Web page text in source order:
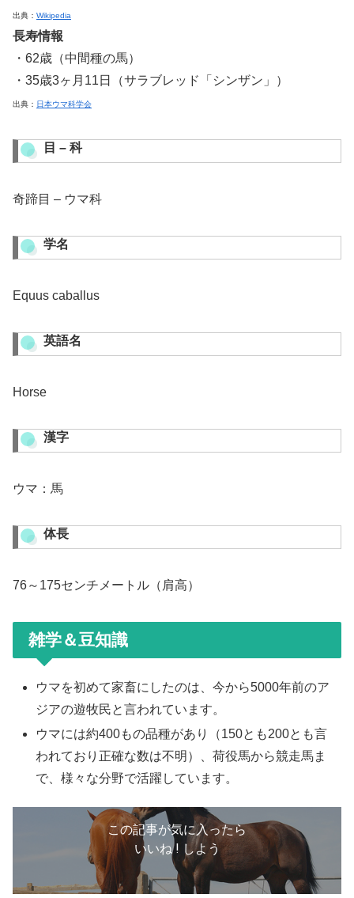
出典： Wikipedia
長寿情報
・62歳（中間種の馬）
・35歳3ヶ月11日（サラブレッド「シンザン」）
出典： 日本ウマ科学会
目 – 科
奇蹄目 – ウマ科
学名
Equus caballus
英語名
Horse
漢字
ウマ：馬
体長
76～175センチメートル（肩高）
雑学＆豆知識
ウマを初めて家畜にしたのは、今から5000年前のア
ジアの遊牧民と言われています。
ウマには約400もの品種があり（150とも200とも言
われており正確な数は不明）、荷役馬から競走馬ま
で、様々な分野で活躍しています。
この記事が気に入ったら
いいね ! しよう